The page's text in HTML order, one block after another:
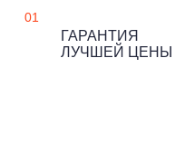
01
ГАРАНТИЯ
ЛУЧШЕЙ ЦЕНЫ